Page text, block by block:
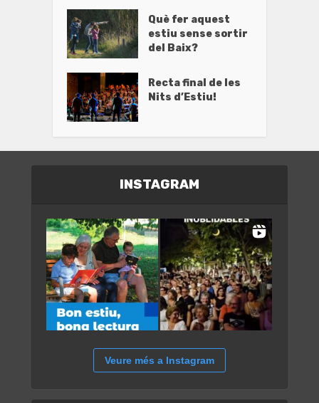
Què fer aquest
estiu sense sortir
del Baix?
Recta final de les
Nits d’Estiu!
INSTAGRAM
Veure més a Instagram